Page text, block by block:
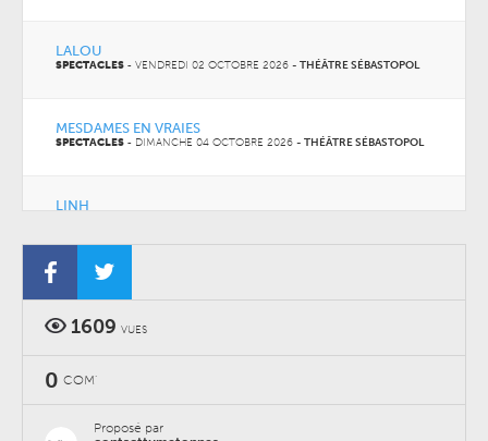
LALOU
SPECTACLES - VENDREDI 02 OCTOBRE 2026 - THÉÂTRE SÉBASTOPOL
MESDAMES EN VRAIES
SPECTACLES - DIMANCHE 04 OCTOBRE 2026 - THÉÂTRE SÉBASTOPOL
LINH
1609 VUES
0 COM'
Proposé par